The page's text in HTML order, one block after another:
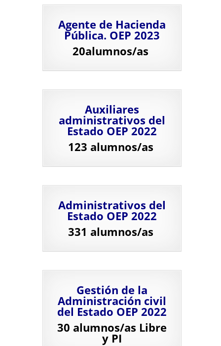
Agente de Hacienda
Pública. OEP 2023
20alumnos/as
Auxiliares
administrativos del
Estado OEP 2022
123 alumnos/as
Administrativos del
Estado OEP 2022
331 alumnos/as
Gestión de la
Administración civil
del Estado OEP 2022
30 alumnos/as Libre
y PI